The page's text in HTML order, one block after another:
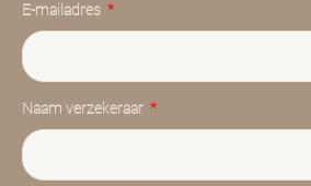
E-mailadres
Naam verzekeraar